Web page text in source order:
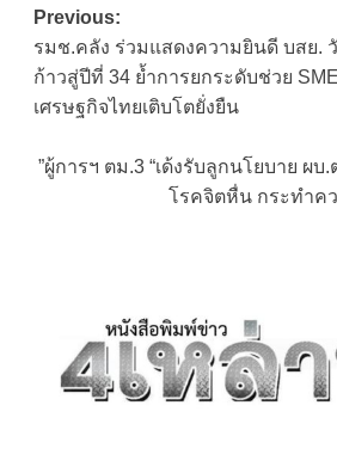
Post
navigation
Previous:
รมช.คลัง ร่วมแสดงความยินดี บสย.
ก้าวสู่ปีที่ 34 ย้ำการยกระดับช่วย
เศรษฐกิจไทยเติบโตยั่งยืน
”ผู้การฯ ตม.3 “เด้งรับลูกนโยบาย ผบ
โรคจิตหื่น กระทำค